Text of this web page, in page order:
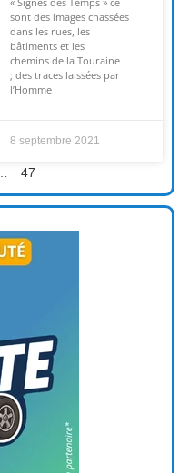
sont des images chassées
dans les rues, les
bâtiments et les
chemins de la Touraine
; des traces laissées par
l’Homme
8 septembre 2021
47